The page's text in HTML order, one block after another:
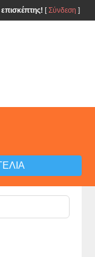
επισκέπτης! [Σύνδεση ]